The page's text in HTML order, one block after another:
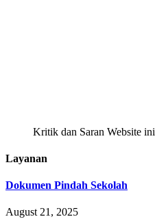
Kritik dan Saran Website ini
Layanan
Dokumen Pindah Sekolah
August 21, 2025